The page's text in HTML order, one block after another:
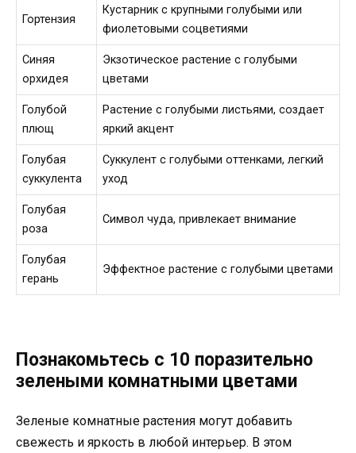
Гортензия
Кустарник с крупными голубыми или
фиолетовыми соцветиями
Синяя
орхидея
Экзотическое растение с голубыми
цветами
Голубой
плющ
Растение с голубыми листьями, создает
яркий акцент
Голубая
суккулента
Суккулент с голубыми оттенками, легкий
уход
Голубая
роза
Символ чуда, привлекает внимание
Голубая
герань
Эффектное растение с голубыми цветами
Познакомьтесь с 10 поразительно
зелеными комнатными цветами
Зеленые комнатные растения могут добавить
свежесть и яркость в любой интерьер. В этом